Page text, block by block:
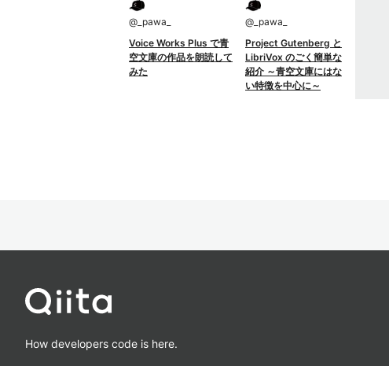
@ _pawa_
Voice Works Plus で青
空文庫の作品を朗読して
みた
@ _pawa_
Project Gutenberg と
LibriVox のごく簡単な
紹介 ～青空文庫にはな
い特徴を中心に～
How developers code is here.